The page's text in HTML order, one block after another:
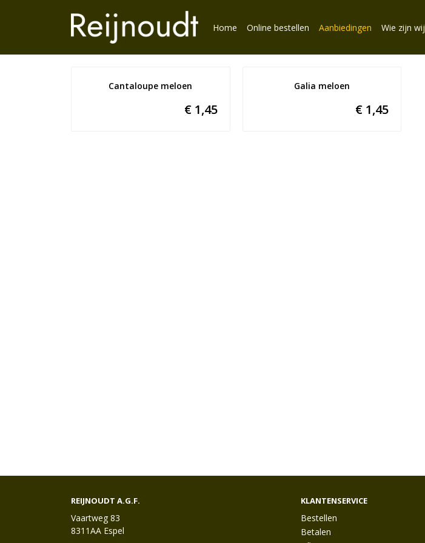
Home Online bestellen Aanbiedingen Wie zijn wij
Cantaloupe meloen
€ 1,45
Galia meloen
€ 1,45
REIJNOUDT A.G.F.
Vaartweg 83
8311AA Espel
KLANTENSERVICE
Bestellen
Betalen